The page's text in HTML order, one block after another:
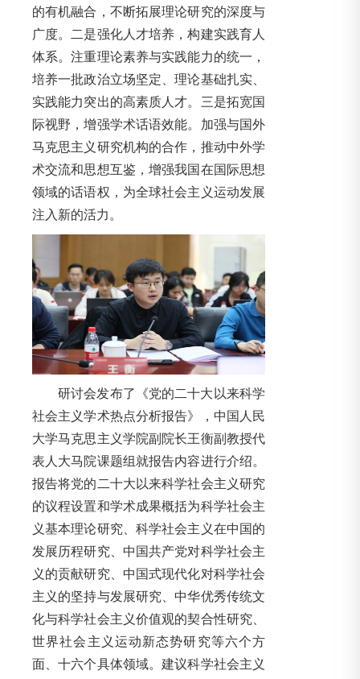
的有机融合，不断拓展理论研究的深度与
广度。二是强化人才培养，构建实践育人
体系。注重理论素养与实践能力的统一，
培养一批政治立场坚定、理论基础扎实、
实践能力突出的高素质人才。三是拓宽国
际视野，增强学术话语效能。加强与国外
马克思主义研究机构的合作，推动中外学
术交流和思想互鉴，增强我国在国际思想
领域的话语权，为全球社会主义运动发展
注入新的活力。
研讨会发布了《党的二十大以来科学
社会主义学术热点分析报告》，中国人民
大学马克思主义学院副院长王衡副教授代
表人大马院课题组就报告内容进行介绍。
报告将党的二十大以来科学社会主义研究
的议程设置和学术成果概括为科学社会主
义基本理论研究、科学社会主义在中国的
发展历程研究、中国共产党对科学社会主
义的贡献研究、中国式现代化对科学社会
主义的坚持与发展研究、中华优秀传统文
化与科学社会主义价值观的契合性研究、
世界社会主义运动新态势研究等六个方
面、十六个具体领域。建议科学社会主义